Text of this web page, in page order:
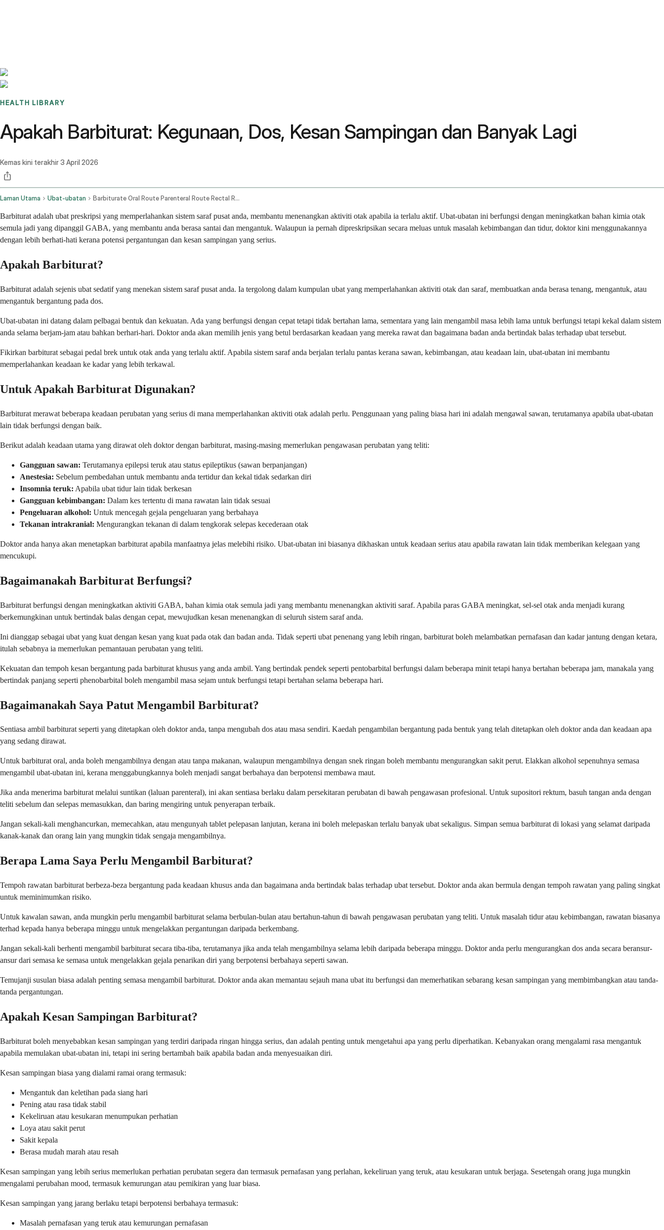
HEALTH LIBRARY
Apakah Barbiturat: Kegunaan, Dos, Kesan Sampingan dan Banyak Lagi
Kemas kini terakhir3 April 2026
Laman Utama Ubat-ubatan Barbiturate Oral Route Parenteral Route Rectal Route
Barbiturat adalah ubat preskripsi yang memperlahankan sistem saraf pusat anda, membantu menenangkan aktiviti otak apabila ia terlalu aktif. Ubat-ubatan ini berfungsi dengan meningkatkan bahan kimia otak
semula jadi yang dipanggil GABA, yang membantu anda berasa santai dan mengantuk. Walaupun ia pernah dipreskripsikan secara meluas untuk masalah kebimbangan dan tidur, doktor kini menggunakannya
dengan lebih berhati-hati kerana potensi pergantungan dan kesan sampingan yang serius.
Apakah Barbiturat?
Barbiturat adalah sejenis ubat sedatif yang menekan sistem saraf pusat anda. Ia tergolong dalam kumpulan ubat yang memperlahankan aktiviti otak dan saraf, membuatkan anda berasa tenang, mengantuk, atau
mengantuk bergantung pada dos.
Ubat-ubatan ini datang dalam pelbagai bentuk dan kekuatan. Ada yang berfungsi dengan cepat tetapi tidak bertahan lama, sementara yang lain mengambil masa lebih lama untuk berfungsi tetapi kekal dalam sistem
anda selama berjam-jam atau bahkan berhari-hari. Doktor anda akan memilih jenis yang betul berdasarkan keadaan yang mereka rawat dan bagaimana badan anda bertindak balas terhadap ubat tersebut.
Fikirkan barbiturat sebagai pedal brek untuk otak anda yang terlalu aktif. Apabila sistem saraf anda berjalan terlalu pantas kerana sawan, kebimbangan, atau keadaan lain, ubat-ubatan ini membantu
memperlahankan keadaan ke kadar yang lebih terkawal.
Untuk Apakah Barbiturat Digunakan?
Barbiturat merawat beberapa keadaan perubatan yang serius di mana memperlahankan aktiviti otak adalah perlu. Penggunaan yang paling biasa hari ini adalah mengawal sawan, terutamanya apabila ubat-ubatan
lain tidak berfungsi dengan baik.
Berikut adalah keadaan utama yang dirawat oleh doktor dengan barbiturat, masing-masing memerlukan pengawasan perubatan yang teliti:
Gangguan sawan: Terutamanya epilepsi teruk atau status epileptikus (sawan berpanjangan)
Anestesia: Sebelum pembedahan untuk membantu anda tertidur dan kekal tidak sedarkan diri
Insomnia teruk: Apabila ubat tidur lain tidak berkesan
Gangguan kebimbangan: Dalam kes tertentu di mana rawatan lain tidak sesuai
Pengeluaran alkohol: Untuk mencegah gejala pengeluaran yang berbahaya
Tekanan intrakranial: Mengurangkan tekanan di dalam tengkorak selepas kecederaan otak
Doktor anda hanya akan menetapkan barbiturat apabila manfaatnya jelas melebihi risiko. Ubat-ubatan ini biasanya dikhaskan untuk keadaan serius atau apabila rawatan lain tidak memberikan kelegaan yang
mencukupi.
Bagaimanakah Barbiturat Berfungsi?
Barbiturat berfungsi dengan meningkatkan aktiviti GABA, bahan kimia otak semula jadi yang membantu menenangkan aktiviti saraf. Apabila paras GABA meningkat, sel-sel otak anda menjadi kurang
berkemungkinan untuk bertindak balas dengan cepat, mewujudkan kesan menenangkan di seluruh sistem saraf anda.
Ini dianggap sebagai ubat yang kuat dengan kesan yang kuat pada otak dan badan anda. Tidak seperti ubat penenang yang lebih ringan, barbiturat boleh melambatkan pernafasan dan kadar jantung dengan ketara,
itulah sebabnya ia memerlukan pemantauan perubatan yang teliti.
Kekuatan dan tempoh kesan bergantung pada barbiturat khusus yang anda ambil. Yang bertindak pendek seperti pentobarbital berfungsi dalam beberapa minit tetapi hanya bertahan beberapa jam, manakala yang
bertindak panjang seperti phenobarbital boleh mengambil masa sejam untuk berfungsi tetapi bertahan selama beberapa hari.
Bagaimanakah Saya Patut Mengambil Barbiturat?
Sentiasa ambil barbiturat seperti yang ditetapkan oleh doktor anda, tanpa mengubah dos atau masa sendiri. Kaedah pengambilan bergantung pada bentuk yang telah ditetapkan oleh doktor anda dan keadaan apa
yang sedang dirawat.
Untuk barbiturat oral, anda boleh mengambilnya dengan atau tanpa makanan, walaupun mengambilnya dengan snek ringan boleh membantu mengurangkan sakit perut. Elakkan alkohol sepenuhnya semasa
mengambil ubat-ubatan ini, kerana menggabungkannya boleh menjadi sangat berbahaya dan berpotensi membawa maut.
Jika anda menerima barbiturat melalui suntikan (laluan parenteral), ini akan sentiasa berlaku dalam persekitaran perubatan di bawah pengawasan profesional. Untuk supositori rektum, basuh tangan anda dengan
teliti sebelum dan selepas memasukkan, dan baring mengiring untuk penyerapan terbaik.
Jangan sekali-kali menghancurkan, memecahkan, atau mengunyah tablet pelepasan lanjutan, kerana ini boleh melepaskan terlalu banyak ubat sekaligus. Simpan semua barbiturat di lokasi yang selamat daripada
kanak-kanak dan orang lain yang mungkin tidak sengaja mengambilnya.
Berapa Lama Saya Perlu Mengambil Barbiturat?
Tempoh rawatan barbiturat berbeza-beza bergantung pada keadaan khusus anda dan bagaimana anda bertindak balas terhadap ubat tersebut. Doktor anda akan bermula dengan tempoh rawatan yang paling singkat
untuk meminimumkan risiko.
Untuk kawalan sawan, anda mungkin perlu mengambil barbiturat selama berbulan-bulan atau bertahun-tahun di bawah pengawasan perubatan yang teliti. Untuk masalah tidur atau kebimbangan, rawatan biasanya
terhad kepada hanya beberapa minggu untuk mengelakkan pergantungan daripada berkembang.
Jangan sekali-kali berhenti mengambil barbiturat secara tiba-tiba, terutamanya jika anda telah mengambilnya selama lebih daripada beberapa minggu. Doktor anda perlu mengurangkan dos anda secara beransur-
ansur dari semasa ke semasa untuk mengelakkan gejala penarikan diri yang berpotensi berbahaya seperti sawan.
Temujanji susulan biasa adalah penting semasa mengambil barbiturat. Doktor anda akan memantau sejauh mana ubat itu berfungsi dan memerhatikan sebarang kesan sampingan yang membimbangkan atau tanda-
tanda pergantungan.
Apakah Kesan Sampingan Barbiturat?
Barbiturat boleh menyebabkan kesan sampingan yang terdiri daripada ringan hingga serius, dan adalah penting untuk mengetahui apa yang perlu diperhatikan. Kebanyakan orang mengalami rasa mengantuk
apabila memulakan ubat-ubatan ini, tetapi ini sering bertambah baik apabila badan anda menyesuaikan diri.
Kesan sampingan biasa yang dialami ramai orang termasuk:
Mengantuk dan keletihan pada siang hari
Pening atau rasa tidak stabil
Kekeliruan atau kesukaran menumpukan perhatian
Loya atau sakit perut
Sakit kepala
Berasa mudah marah atau resah
Kesan sampingan yang lebih serius memerlukan perhatian perubatan segera dan termasuk pernafasan yang perlahan, kekeliruan yang teruk, atau kesukaran untuk berjaga. Sesetengah orang juga mungkin
mengalami perubahan mood, termasuk kemurungan atau pemikiran yang luar biasa.
Kesan sampingan yang jarang berlaku tetapi berpotensi berbahaya termasuk:
Masalah pernafasan yang teruk atau kemurungan pernafasan